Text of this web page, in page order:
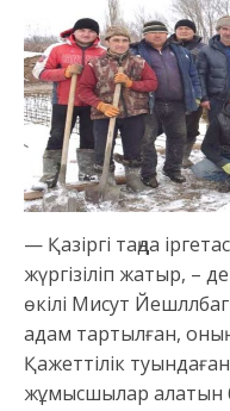
— Қазіргі таңда
жүргізіліп жатыр, –
өкілі Мисут
адам тартылған, оның
Қажеттілік
жұмысшылар алатын